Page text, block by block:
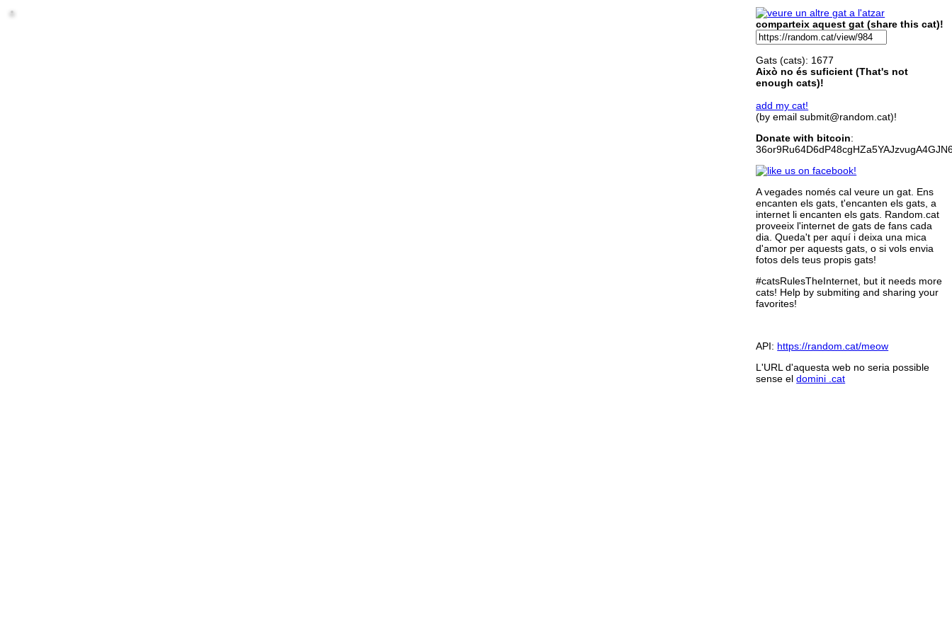
comparteix aquest gat (share this cat)!
Gats (cats): 1677
Això no és suficient (That's not
enough cats)!
add my cat!
(by email submit@random.cat)!
Donate with bitcoin:
A vegades només cal veure un gat. Ens
encanten els gats, t'encanten els gats, a
internet li encanten els gats. Random.cat
proveeix l'internet de gats de fans cada
dia. Queda't per aquí i deixa una mica
d'amor per aquests gats, o si vols envia
fotos dels teus propis gats!
#catsRulesTheInternet, but it needs more
cats! Help by submiting and sharing your
favorites!
API: https://random.cat/meow
L'URL d'aquesta web no seria possible
sense eldomini .cat